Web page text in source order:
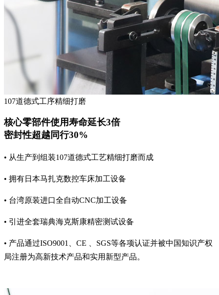
107道德式工序精细打磨
核心零部件使用寿命延长3倍
密封性超越同行30%
• 从生产到组装107道德式工艺精细打磨而成
• 拥有日本马扎克数控车床加工设备
• 台湾原装进口全自动CNC加工设备
• 引进全套瑞典海克斯康精密测试设备
• 产品通过ISO9001、CE 、SGS等各项认证并被中国知识产权
局注册为高新技术产品和实用新型产品。